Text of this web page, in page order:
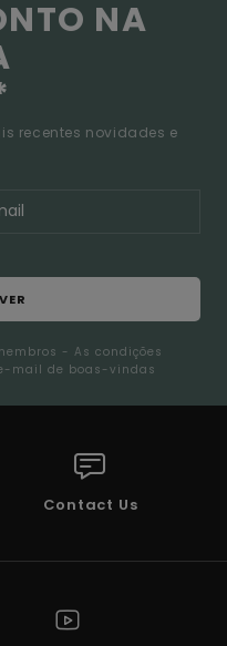
NA
recentes novidades e
- As condições
mail de boas-vindas
Contact Us